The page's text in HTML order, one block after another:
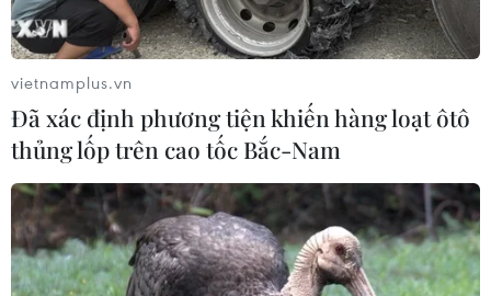
vietnamplus.vn
Đã xác định phương tiện khiến hàng loạt ôtô
thủng lốp trên cao tốc Bắc-Nam